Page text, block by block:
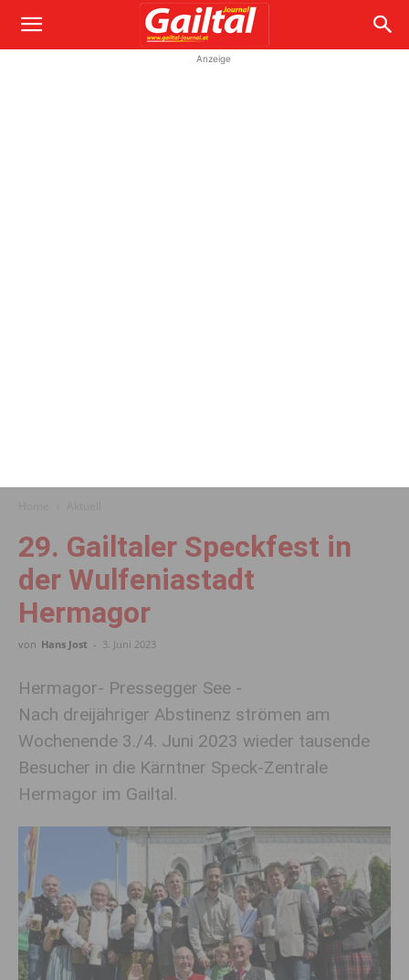
Anzeige
29. Gailtaler Speckfest in
der Wulfeniastadt
Hermagor
von Hans Jost - 3. Juni 2023
Hermagor- Pressegger See -
Nach dreijähriger Abstinenz strömen am
Wochenende 3./4. Juni 2023 wieder tausende
Besucher in die Kärntner Speck-Zentrale
Hermagor im Gailtal.